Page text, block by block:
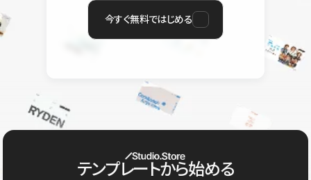
今すぐ無料ではじめる
テンプレートから始める